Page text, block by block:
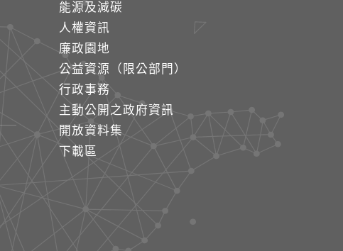
能源及減碳
人權資訊
廉政園地
公益資源（限公部門）
行政事務
主動公開之政府資訊
開放資料集
下載區